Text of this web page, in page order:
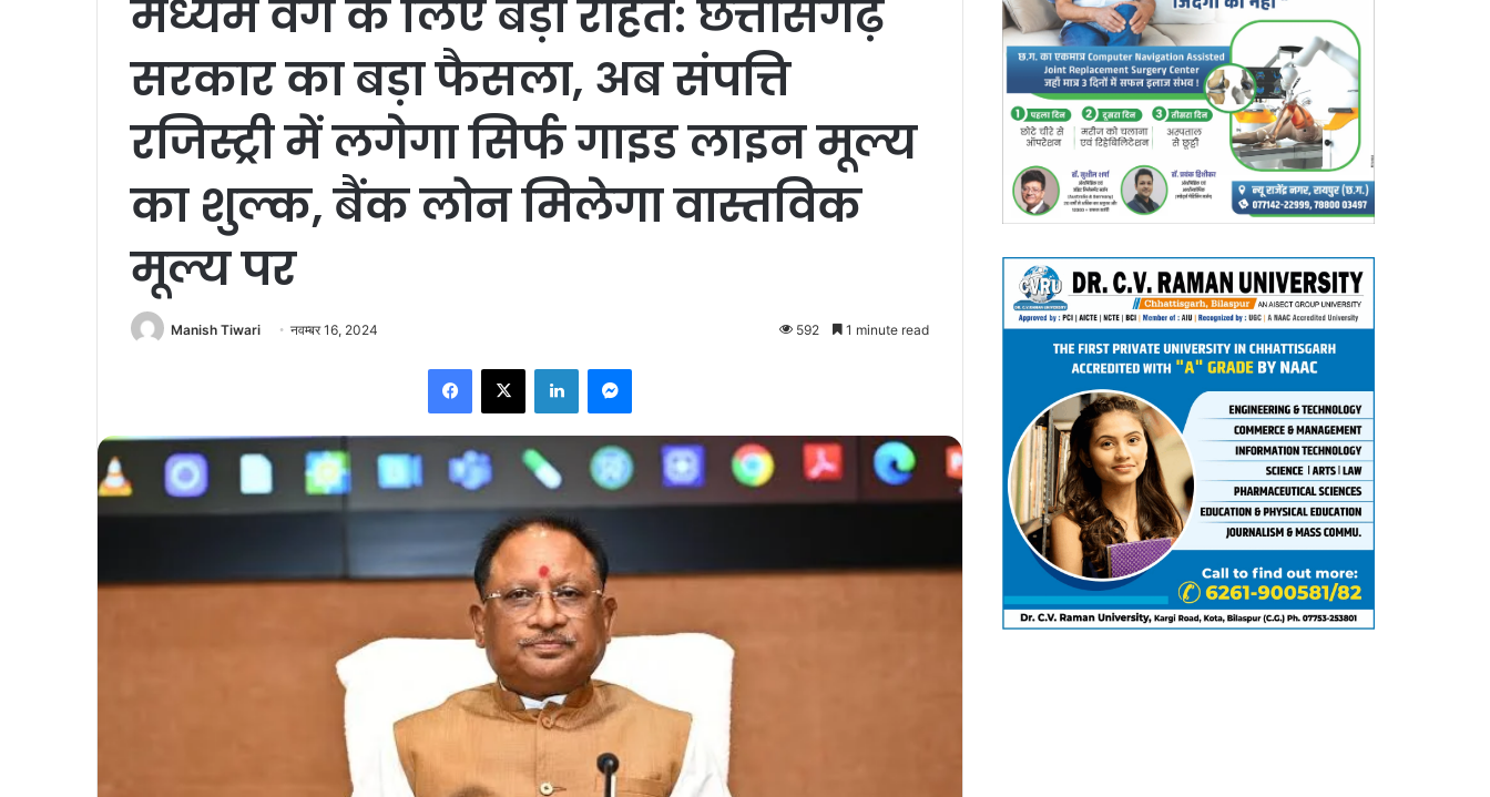
मध्यम वर्ग के लिए बड़ी राहत: छत्तीसगढ़
सरकार का बड़ा फैसला, अब संपत्ति
रजिस्ट्री में लगेगा सिर्फ गाइड लाइन मूल्य
का शुल्क, बैंक लोन मिलेगा वास्तविक
मूल्य पर
Manish Tiwari नवम्बर 16, 2024 592 1 minute read
Facebook
X LinkedInMessenger